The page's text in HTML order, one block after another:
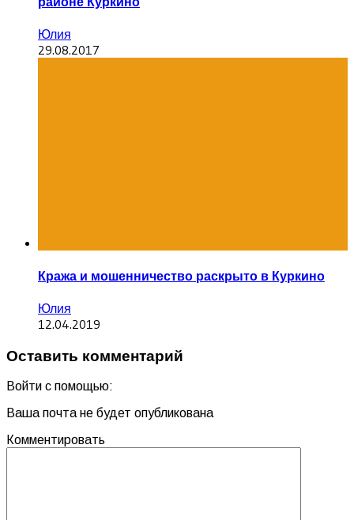
Юлия
29.08.2017
Кража и мошенничество раскрыто в Куркино
Юлия
12.04.2019
Оставить комментарий
Войти с помощью:
Ваша почта не будет опубликована
Комментировать